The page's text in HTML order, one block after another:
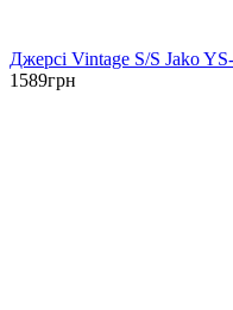
Джерсі Vintage S/S Jako
1589грн